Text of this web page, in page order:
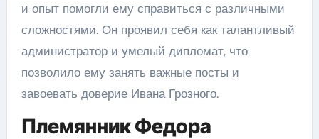
и опыт помогли ему справиться с различными
сложностями. Он проявил себя как талантливый
администратор и умелый дипломат, что
позволило ему занять важные посты и
завоевать доверие Ивана Грозного.
Племянник Федора